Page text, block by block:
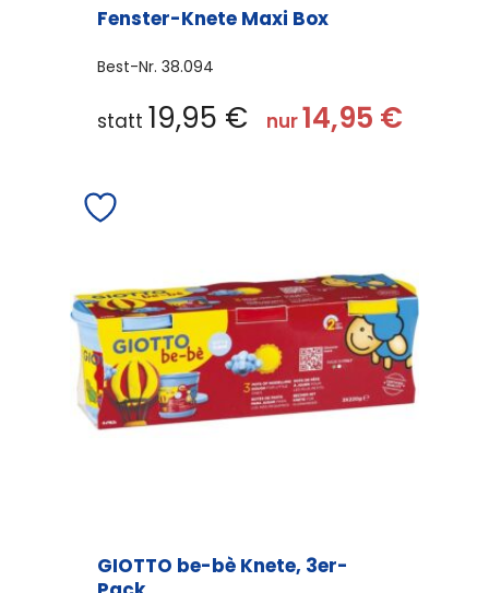
Fenster-Knete Maxi Box
Best-Nr. 38.094
statt 19,95 € nur14,95 €
GIOTTO be-bè Knete, 3er-